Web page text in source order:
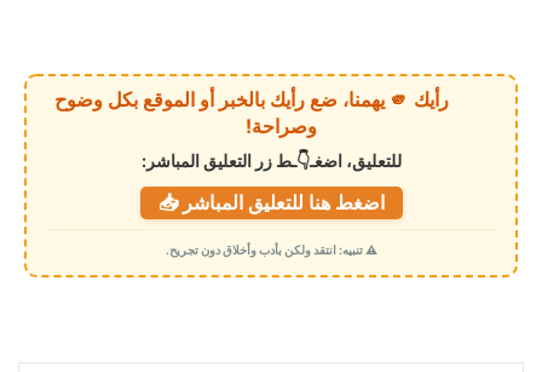
ي
م
ي
رأيك 🫵 يهمنا، ضع رأيك بالخبر أو الموقع بكل وضوح
وصراحة!
للتعليق، اضغـ👇ـط زر التعليق المباشر:
اضغط هنا للتعليق المباشر 📥
⚠️ تنبيه: انتقد ولكن بأدب وأخلاق دون تجريح.